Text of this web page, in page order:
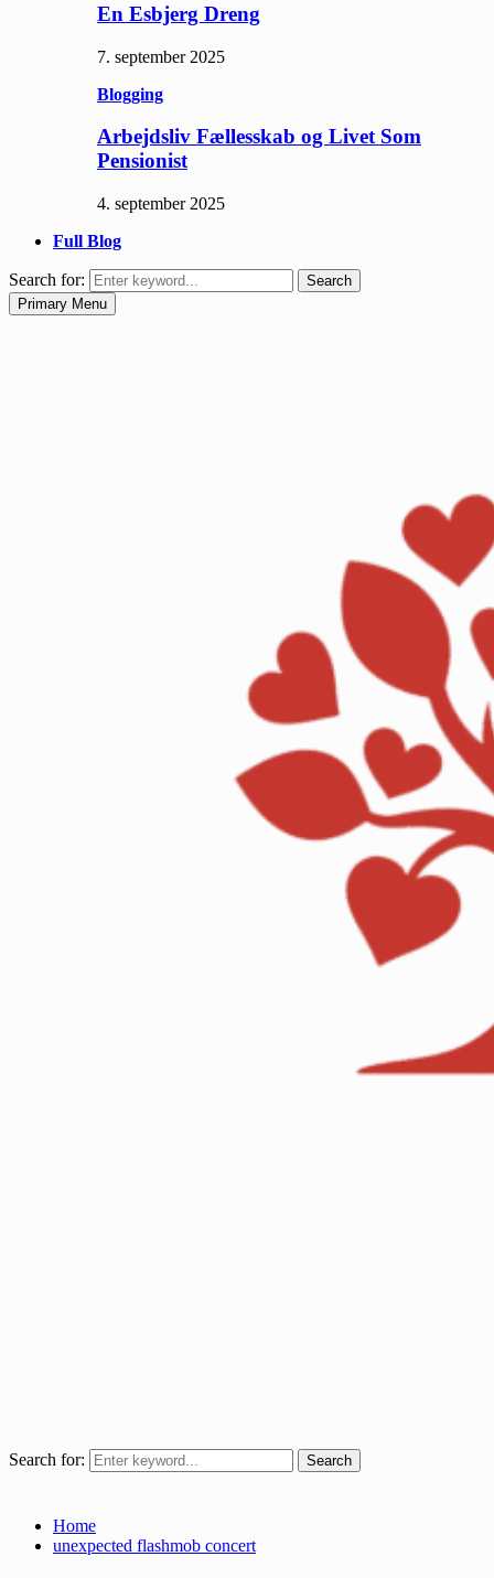
En Esbjerg Dreng
7. september 2025
Blogging
Arbejdsliv Fællesskab og Livet Som
Pensionist
4. september 2025
Full Blog
Search for:
Search
Primary Menu
Search for: Search
Home
unexpected flashmob concert